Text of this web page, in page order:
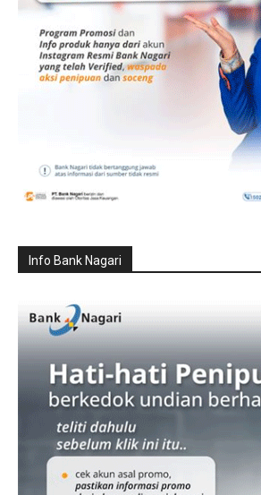
Info Bank Nagari